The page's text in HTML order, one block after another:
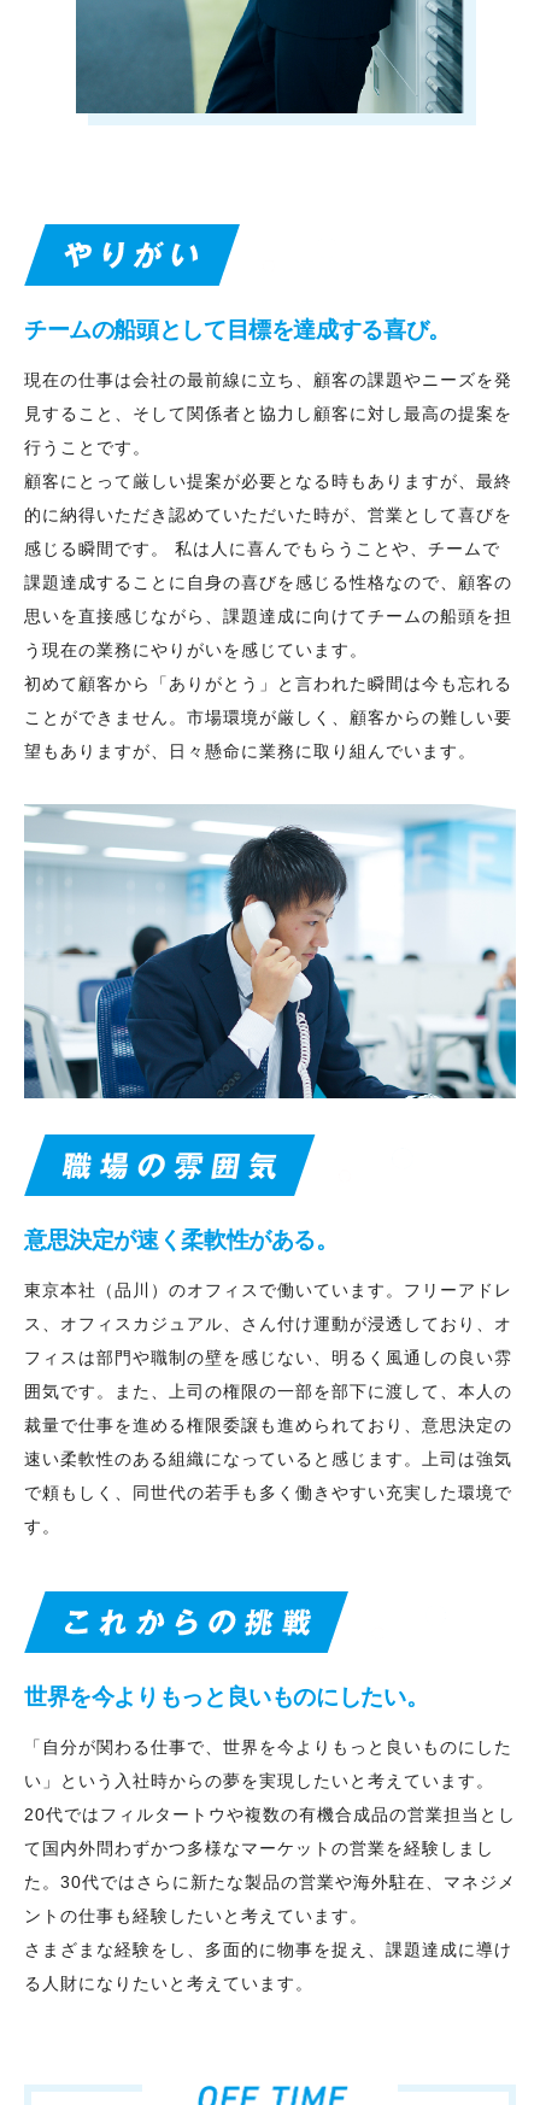
チームの船頭として目標を達成する喜び。
現在の仕事は会社の最前線に立ち、顧客の課題やニーズを発
見すること、そして関係者と協力し顧客に対し最高の提案を
行うことです。
顧客にとって厳しい提案が必要となる時もありますが、最終
的に納得いただき認めていただいた時が、営業として喜びを
感じる瞬間です。 私は人に喜んでもらうことや、チームで
課題達成することに自身の喜びを感じる性格なので、顧客の
思いを直接感じながら、課題達成に向けてチームの船頭を担
う現在の業務にやりがいを感じています。
初めて顧客から「ありがとう」と言われた瞬間は今も忘れる
ことができません。市場環境が厳しく、顧客からの難しい要
望もありますが、日々懸命に業務に取り組んでいます。
意思決定が速く柔軟性がある。
東京本社（品川）のオフィスで働いています。フリーアドレ
ス、オフィスカジュアル、さん付け運動が浸透しており、オ
フィスは部門や職制の壁を感じない、明るく風通しの良い雰
囲気です。また、上司の権限の一部を部下に渡して、本人の
裁量で仕事を進める権限委譲も進められており、意思決定の
速い柔軟性のある組織になっていると感じます。上司は強気
で頼もしく、同世代の若手も多く働きやすい充実した環境で
す。
世界を今よりもっと良いものにしたい。
「自分が関わる仕事で、世界を今よりもっと良いものにした
い」という入社時からの夢を実現したいと考えています。
20代ではフィルタートウや複数の有機合成品の営業担当とし
て国内外問わずかつ多様なマーケットの営業を経験しまし
た。30代ではさらに新たな製品の営業や海外駐在、マネジメ
ントの仕事も経験したいと考えています。
さまざまな経験をし、多面的に物事を捉え、課題達成に導け
る人財になりたいと考えています。